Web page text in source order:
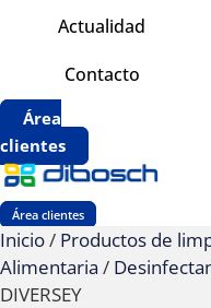
Actualidad
Contacto
Área
clientes
Área clientes
Inicio/ Productos de
Alimentaria /
DIVERSEY